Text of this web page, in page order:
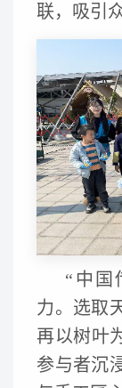
联，吸引
“中国
力。选取
再以树叶
参与者沉